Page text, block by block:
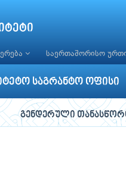
საერთაშორისო
საგრანტო ოფისი
გენდერული